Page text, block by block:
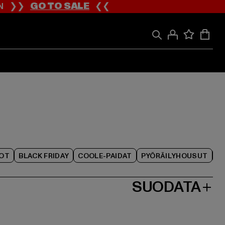
❯❯ GO TO SALE ❮❮
BLACK FRIDAY COOLE-PAIDAT PYÖRÄILYHOUSUT
SUODATA